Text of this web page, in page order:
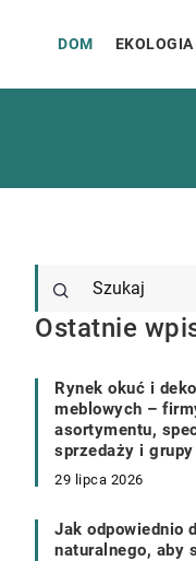
DOM EKOLOGIA
Ostatnie
Rynek okuć i
meblowych –
asortymentu,
sprzedaży i
29 lipca 2026
Jak odpowiednio
naturalnego, aby